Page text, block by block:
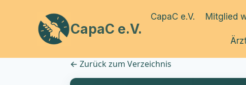
CapaC e.V.
CapaC e.V. Mitglied
← Zurück zum Verzeichnis